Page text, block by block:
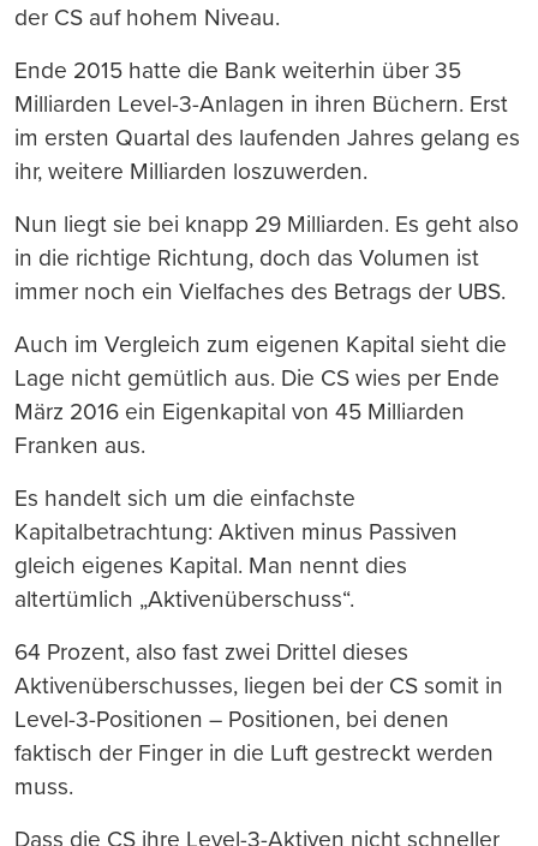
der CS auf hohem Niveau.
Ende 2015 hatte die Bank weiterhin über 35
Milliarden Level-3-Anlagen in ihren Büchern. Erst
im ersten Quartal des laufenden Jahres gelang es
ihr, weitere Milliarden loszuwerden.
Nun liegt sie bei knapp 29 Milliarden. Es geht also
in die richtige Richtung, doch das Volumen ist
immer noch ein Vielfaches des Betrags der UBS.
Auch im Vergleich zum eigenen Kapital sieht die
Lage nicht gemütlich aus. Die CS wies per Ende
März 2016 ein Eigenkapital von 45 Milliarden
Franken aus.
Es handelt sich um die einfachste
Kapitalbetrachtung: Aktiven minus Passiven
gleich eigenes Kapital. Man nennt dies
altertümlich „Aktivenüberschuss“.
64 Prozent, also fast zwei Drittel dieses
Aktivenüberschusses, liegen bei der CS somit in
Level-3-Positionen – Positionen, bei denen
faktisch der Finger in die Luft gestreckt werden
muss.
Dass die CS ihre Level-3-Aktiven nicht schneller